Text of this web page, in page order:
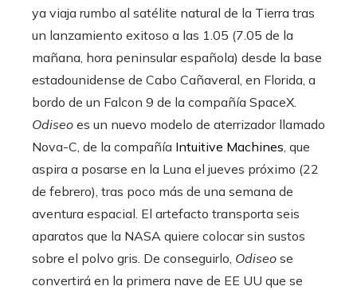
ya viaja rumbo al satélite natural de la Tierra tras
un lanzamiento exitoso a las 1.05 (7.05 de la
mañana, hora peninsular española) desde la base
estadounidense de Cabo Cañaveral, en Florida, a
bordo de un Falcon 9 de la compañía SpaceX.
Odiseo es un nuevo modelo de aterrizador llamado
Nova-C, de la compañía Intuitive Machines, que
aspira a posarse en la Luna el jueves próximo (22
de febrero), tras poco más de una semana de
aventura espacial. El artefacto transporta seis
aparatos que la NASA quiere colocar sin sustos
sobre el polvo gris. De conseguirlo, Odiseo se
convertirá en la primera nave de EE UU que se